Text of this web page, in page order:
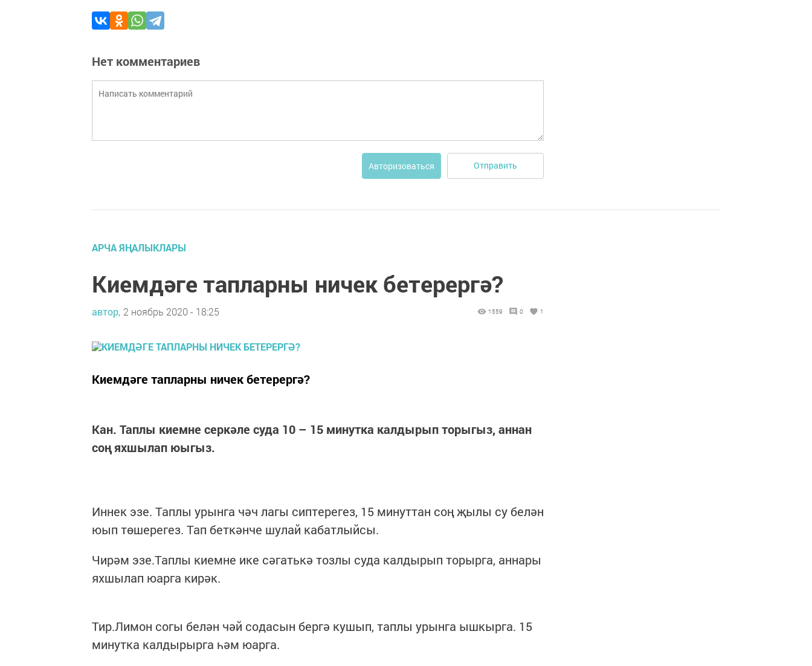
Нет комментариев
Авторизоваться Отправить
АРЧА ЯҢАЛЫКЛАРЫ
Киемдәге тапларны ничек бетерергә?
автор, 2 ноябрь 2020 - 18:25 1559 0 1
Киемдәге тапларны ничек бетерергә?
Кан. Таплы киемне серкәле суда 10 – 15 минутка калдырып торыгыз, аннан
соң яхшылап юыгыз.
Иннек эзе. Таплы урынга чәч лагы сиптерегез, 15 минуттан соң җылы су белән
юып төшерегез. Тап беткәнче шулай кабатлыйсы.
Чирәм эзе.Таплы киемне ике сәгатькә тозлы суда калдырып торырга, аннары
яхшылап юарга кирәк.
Тир.Лимон согы белән чәй содасын бергә кушып, таплы урынга ышкырга. 15
минутка калдырырга һәм юарга.